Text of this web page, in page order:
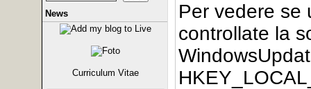
News
Curriculum Vitae
Per vedere se
controllate la